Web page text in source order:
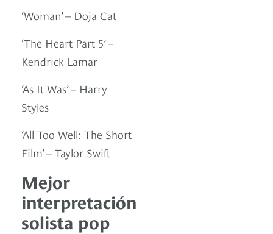
‘Woman’ – Doja Cat
‘The Heart Part 5’ –
Kendrick Lamar
‘As It Was’ – Harry
Styles
‘All Too Well: The Short
Film’ – Taylor Swift
Mejor
interpretación
solista pop